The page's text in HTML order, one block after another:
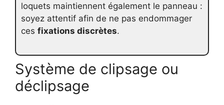
loquets maintiennent également le panneau :
soyez attentif afin de ne pas endommager
ces fixations discrètes.
Système de clipsage ou
déclipsage